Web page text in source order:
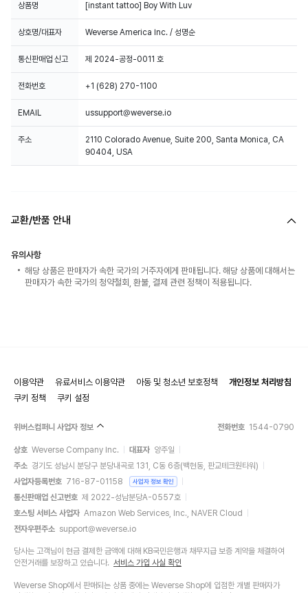
상품명 [instant tattoo] Boy With Luv
상호명/대표자 Weverse America Inc. / 성명순
통신판매업 신고 제 2024-공정-0011 호
전화번호 +1 (628) 270-1100
EMAIL ussupport@weverse.io
주소
2110 Colorado Avenue, Suite 200, Santa Monica, CA
90404, USA
교환/반품 안내
유의사항
해당 상품은 판매자가 속한 국가의 거주자에게 판매됩니다. 해당 상품에 대해서는
판매자가 속한 국가의 청약철회, 환불, 결제 관련 정책이 적용됩니다.
이용약관 유료서비스 이용약관 아동 및 청소년 보호정책
개인정보 처리방침
쿠키 정책
쿠키 설정
위버스컴퍼니 사업자 정보 전화번호 1544-0790
상호 Weverse Company Inc. 대표자 양주일
주소 경기도 성남시 분당구 분당내곡로 131, C동 6층(백현동, 판교테크원타워)
사업자등록번호 716-87-01158 사업자 정보 확인
통신판매업 신고번호 제 2022-성남분당A-0557호
호스팅 서비스 사업자 Amazon Web Services, Inc., NAVER Cloud
전자우편주소 support@weverse.io
당사는 고객님이 현금 결제한 금액에 대해 KB국민은행과 채무지급 보증 계약을 체결하여
안전거래를 보장하고 있습니다. 서비스 가입 사실 확인
Weverse Shop에서 판매되는 상품 중에는 Weverse Shop에 입점한 개별 판매자가